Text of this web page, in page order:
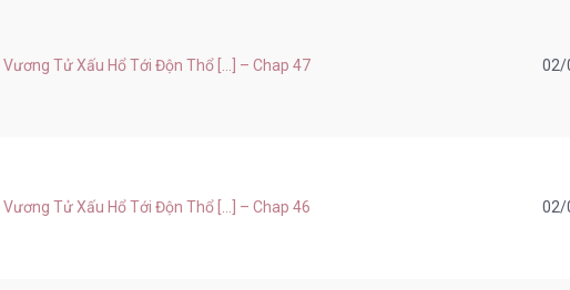
Tử Xấu Hổ Tới Độn Thổ [...] – Chap 47 02/
Tử Xấu Hổ Tới Độn Thổ [...] – Chap 46 02/